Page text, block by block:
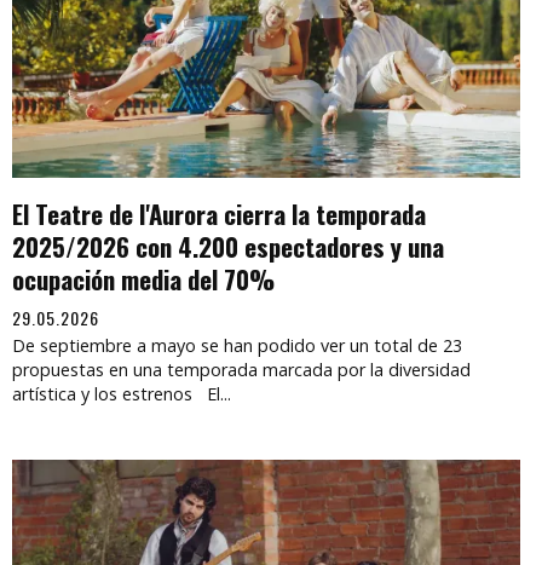
El Teatre de l'Aurora cierra la temporada
2025/2026 con 4.200 espectadores y una
ocupación media del 70%
29.05.2026
De septiembre a mayo se han podido ver un total de 23
propuestas en una temporada marcada por la diversidad
artística y los estrenos El...